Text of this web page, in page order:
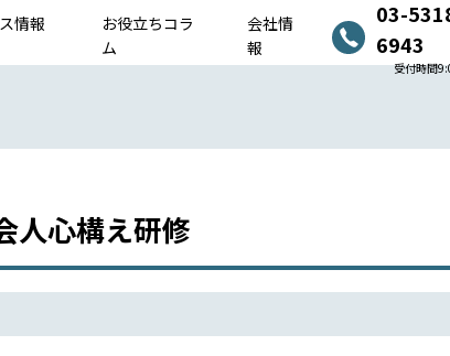
情報
お役立ちコラ
ム
会社情
報
03-
6943
受付時間
人心構え研修